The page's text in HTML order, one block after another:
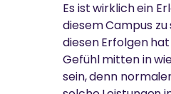
Ammas Ashram in
Ammas Traum: Jeder
schlafen und satt werden
Es ist wirklich ein
diesem Campus zu
diesen Erfolgen
Gefühl mitten in
sein, denn